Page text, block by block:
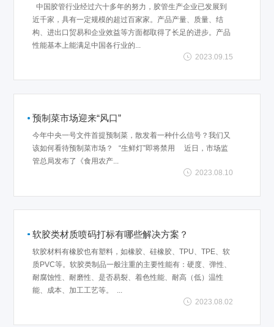
中国胶管行业经过六十多年的努力，胶管生产企业已发展到
近千家，具有一定规模的超过百家家。产品产量、质量、结
构、进出口贸易和企业效益等方面都取得了长足的进步。产品
性能基本上能满足中国各行业的...
2023.09.15
预制菜市场迎来“风口”
今年中央一号文件首提预制菜，散发着一种什么信号？我们又
该如何看待预制菜市场？ “生鲜灯”即将禁用 近日，市场监
管总局发布了《食用农产...
2023.08.10
软胶类材质喷码打标有哪些解决方案？
软胶材料有橡胶也有塑料，如橡胶、硅橡胶、TPU、TPE、软
质PVC等。软胶类制品一般注重的主要性能有：硬度、弹性、
耐腐蚀性、耐磨性、是否易裂、着色性能、耐高（低）温性
能、成本、加工工艺等。 ...
2023.08.02